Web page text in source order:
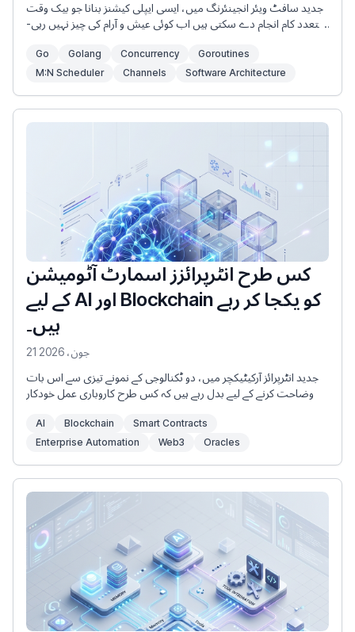
جدید سافٹ ویئر انجینئرنگ میں، ایسی ایپلی کیشنز بنانا جو بیک وقت
متعدد کام انجام دے سکتی ہیں اب کوئی عیش و آرام کی چیز نہیں رہی-
اسٹریمنگ سروسز تک، ہم آہنگی کارکردگی کا مرکز ہے۔
Go Golang Concurrency
Goroutines
M:N Scheduler
Channels Software Architecture
کس طرح انٹرپرائزز اسمارٹ آٹومیشن
کے لیے AI اور Blockchain کو یکجا کر رہے
ہیں۔
21 جون، 2026
جدید انٹرپرائز آرکیٹیکچر میں، دو ٹکنالوجی کے نمونے تیزی سے اس بات
کی وضاحت کرنے کے لیے بدل رہے ہیں کہ کس طرح کاروباری عمل خودکار
صلاحیتیں، پیٹرن کی شناخت، اور غیر ساختہ ڈیٹا پروسیسنگ لاتا ہے —
جو انٹرپرائز ایپلی کیشنز کے “دماغ” کی نمائندگی کرتا ہے۔ بلاکچین مکمل
AI Blockchain
Smart Contracts
Enterprise Automation
Web3 Oracles